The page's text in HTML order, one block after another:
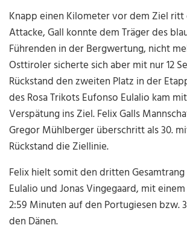
Knapp einen Kilometer vor dem Ziel ritt
Attacke, Gall konnte dem Träger des
Führenden in der Bergwertung, nicht
Osttiroler sicherte sich aber mit nur 12
Rückstand den zweiten Platz in der
des Rosa Trikots Eufonso Eulalio kam
Verspätung ins Ziel. Felix Galls
Gregor Mühlberger überschritt als 30.
Rückstand die Ziellinie.
Felix hielt somit den dritten
Eulalio und Jonas Vingegaard, mit
2:59 Minuten auf den Portugiesen bzw.
den Dänen.